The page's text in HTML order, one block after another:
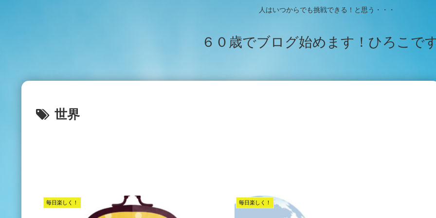
人はいつからでも挑戦できる！と思う・・・
６０歳でブログ始めます！ひろこで
世界
毎日楽しく！ 毎日楽しく！